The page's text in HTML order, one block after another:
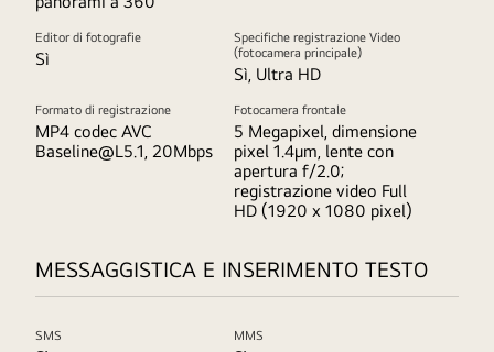
Editor di fotografie
Sì
Specifiche registrazione Video
(fotocamera principale)
Sì, Ultra HD
Formato di registrazione
MP4 codec AVC
Baseline@L5.1, 20Mbps
Fotocamera frontale
5 Megapixel, dimensione
pixel 1.4µm, lente con
apertura f/2.0;
registrazione video Full
HD (1920 x 1080 pixel)
MESSAGGISTICA E INSERIMENTO TESTO
SMS MMS